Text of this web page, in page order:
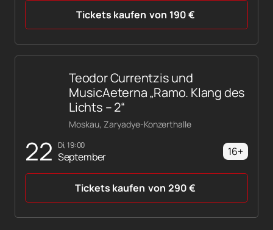
Tickets kaufen von 190€
22 Di, 19:00
September
Teodor Currentzis und
MusicAeterna „Ramo. Klang des
Lichts – 2“
Moskau, Zaryadye-Konzerthalle
16+
Tickets kaufen von 290€